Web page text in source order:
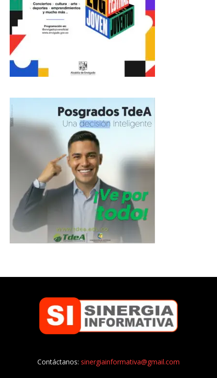
Contáctanos: sinergiainformativa@gmail.com